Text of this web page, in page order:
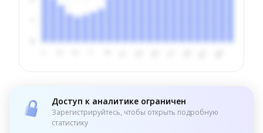
Доступ к аналитике ограничен
Зарегистрируйтесь, чтобы открыть подробную
статистику